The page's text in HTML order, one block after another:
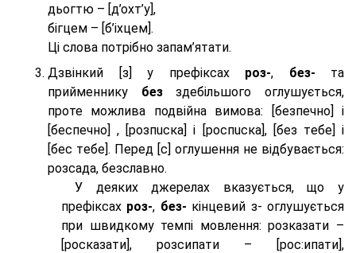
дьогтю – [д’охт’у],
бігцем – [б’іхцем].
Ці слова потрібно запам’ятати.
Дзвінкий [з] у префіксах роз-, без- та
прийменнику безздебільшого оглушується,
проте можлива подвійна вимова: [безпeчно] і
[беспeчно] , [розпuска] і [роспuска], [без тeбе] і
[бес тeбе]. Перед [с] оглушення не відбувається:
розсада, безславно.
У деяких джерелах вказується, що у
префіксах роз-, без- кінцевий з- оглушується
при швидкому темпі мовлення: розказати –
[росказати], розсипати – [роc:ипати],